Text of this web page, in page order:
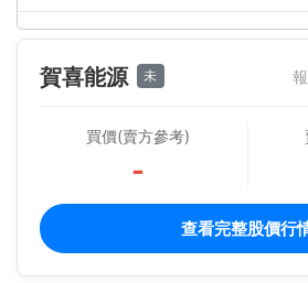
賀喜能源 未
買價(賣方參考)
-
查看完整股價行